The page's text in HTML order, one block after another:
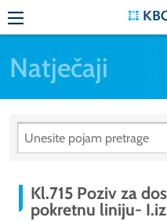
Natječaji
Kl.715 Poziv za
pokretnu liniju-